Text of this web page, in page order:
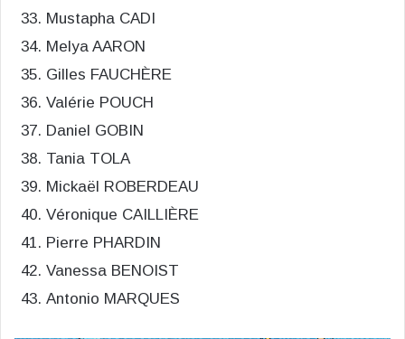
Mustapha CADI
Melya AARON
Gilles FAUCHÈRE
Valérie POUCH
Daniel GOBIN
Tania TOLA
Mickaël ROBERDEAU
Véronique CAILLIÈRE
Pierre PHARDIN
Vanessa BENOIST
Antonio MARQUES